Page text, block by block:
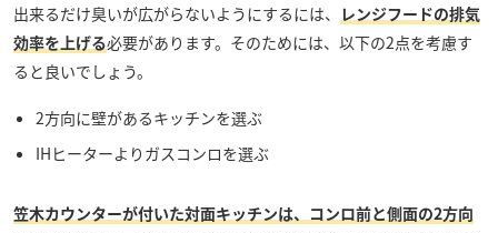
出来るだけ臭いが広がらないようにするには、 レンジフードの排気
効率を上げる必要があります。そのためには、以下の2点を考慮す
ると良いでしょう。
2方向に壁があるキッチンを選ぶ
IHヒーターよりガスコンロを選ぶ
笠木カウンターが付いた対面キッチンは、コンロ前と側面の2方向